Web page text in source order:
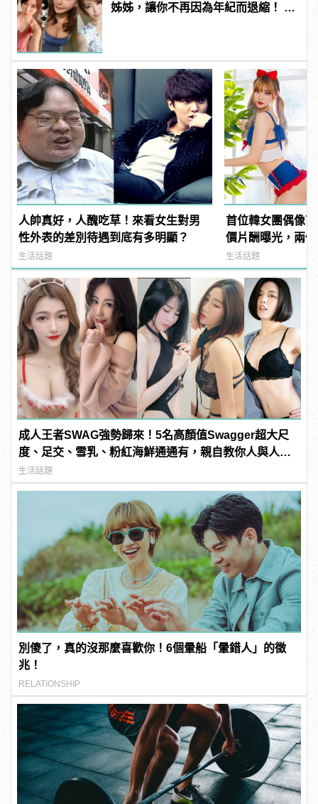
姊姊，讓你不再因為年紀而退縮！ |
人帥真好，人醜吃草！來看女生對男
性外表的差別待遇到底有多明顯？
生活話題
首位韓女團偶像
價片酬曝光，兩
生活話題
成人王者SWAG強勢歸來！5名高顏值Swagger超大尺
度、足交、雪乳、粉紅海鮮通通有，親自教你人與人的
連結！ | manfashion這樣變型男
生活話題
別傻了，真的沒那麼喜歡你！6個暈船「暈錯人」的徵
兆！
RELATIONSHIP